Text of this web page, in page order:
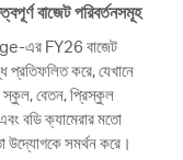
বাজেট পরিবর্তনসমূহ
এর FY26 বাজেট
প্রতিফলিত করে, যেখানে
স্কুল, বেতন, প্রিস্কুল
বডি ক্যামেরার মতো
উদ্যোগকে সমর্থন করে।